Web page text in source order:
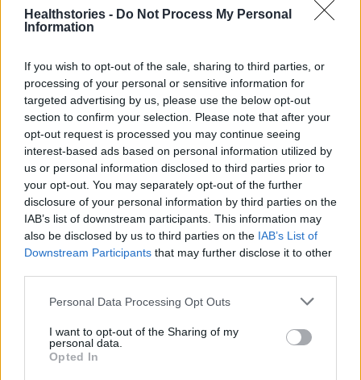
Healthstories - Do Not Process My Personal
Information
If you wish to opt-out of the sale, sharing to third parties, or
processing of your personal or sensitive information for
targeted advertising by us, please use the below opt-out
section to confirm your selection. Please note that after your
opt-out request is processed you may continue seeing
interest-based ads based on personal information utilized by
us or personal information disclosed to third parties prior to
your opt-out. You may separately opt-out of the further
disclosure of your personal information by third parties on the
IAB’s list of downstream participants. This information may
also be disclosed by us to third parties on the IAB’s List of
Downstream Participants that may further disclose it to other
Personal Data Processing Opt Outs
I want to opt-out of the Sharing of my
personal data.
Opted In
ΑΡΘΡΟΓΡΑΦΊΑ
Συστάσεις της Ελληνικής
Τροφές που βελτιώνουν τους
δείκτες της χοληστερόλης
9 Μαρτίου 2021
Χοληστερόλη: Πως θα ρίξετε τα
επίπεδα της
4 Μαρτίου 2021
1 2